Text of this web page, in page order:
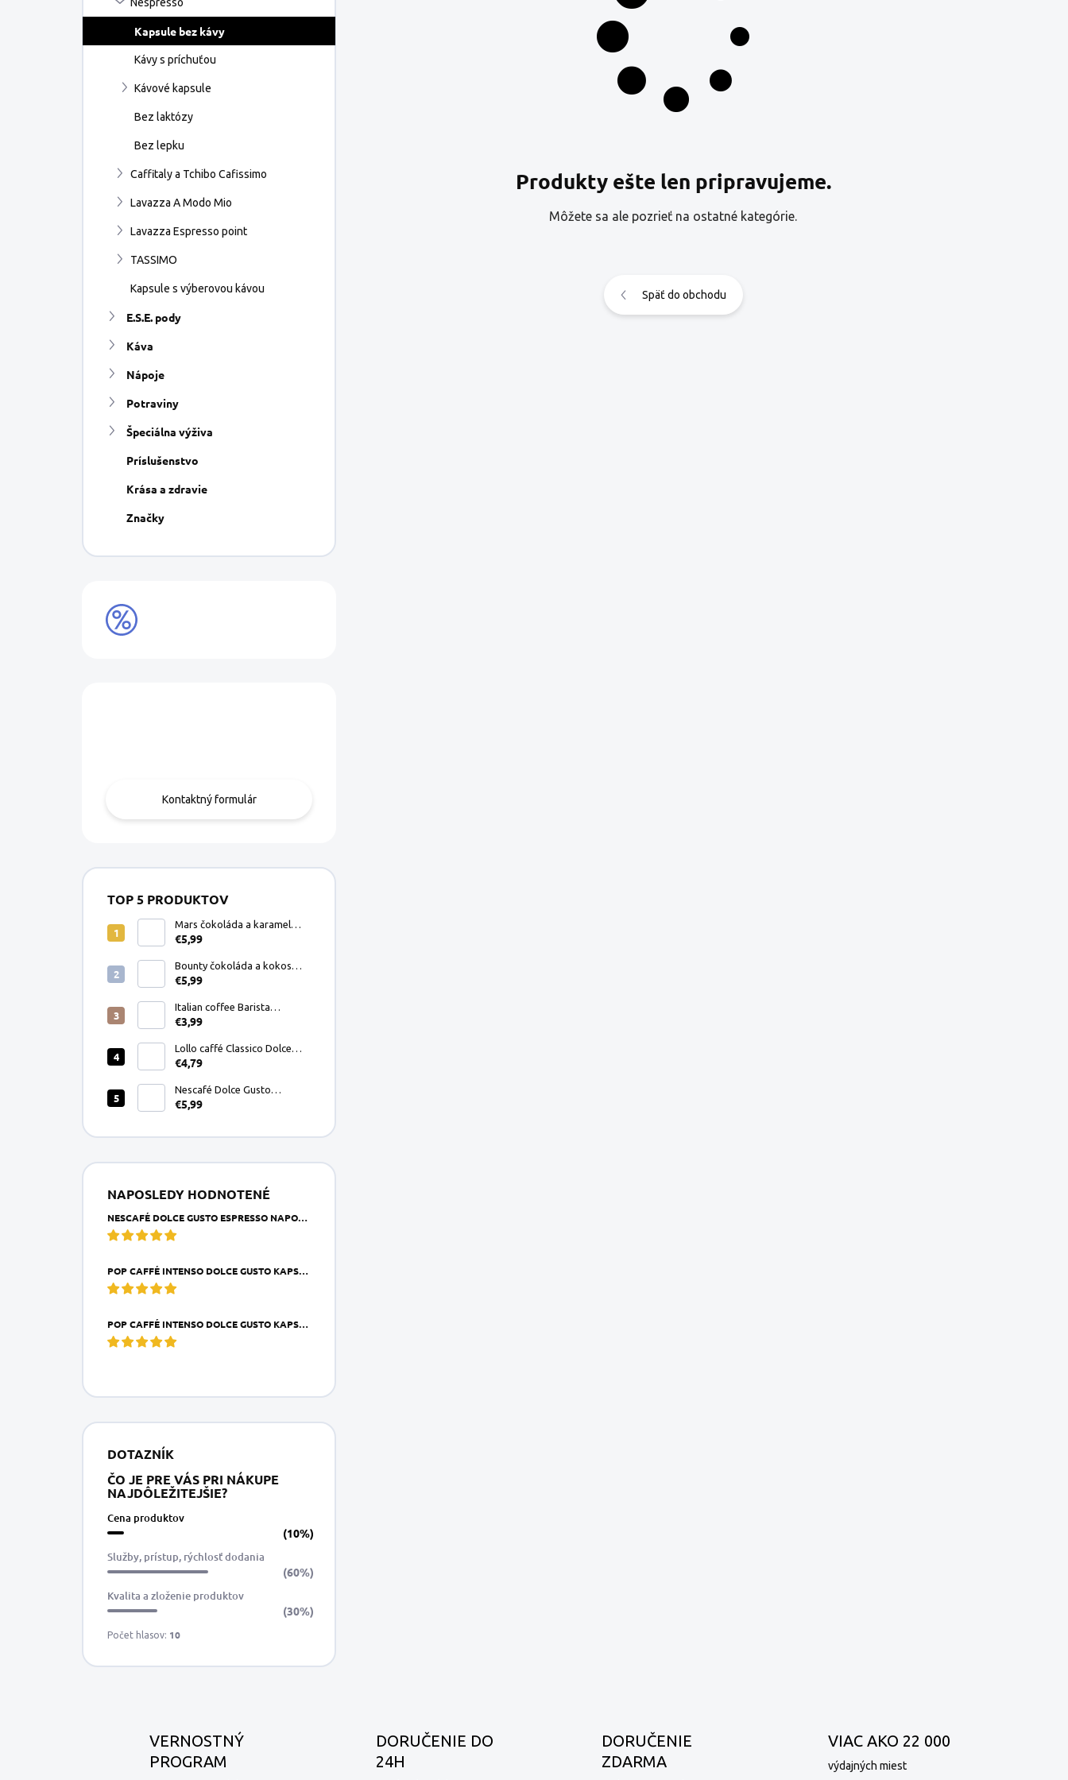
Kapsule bez kávy
Kávy s príchuťou
Kávové kapsule
Bez laktózy
Bez lepku
Caffitaly a Tchibo Cafissimo
Lavazza A Modo Mio
Lavazza Espresso point
TASSIMO
Kapsule s výberovou kávou
E.S.E. pody
Káva
Nápoje
Potraviny
Špeciálna výživa
Príslušenstvo
Krása a zdravie
Značky
Kontaktný formulár
TOP 5 PRODUKTOV
Mars čokoláda a karamel
Dolce Gusto kapsule 8ks
€5,99
Bounty čokoláda a kokos
Dolce Gusto kapsule 8ks
€5,99
Italian coffee Barista
Espresso Crema mletá káva
€3,99
Lollo caffé Classico Dolce
Gusto kapsule 16ks
€4,79
Nescafé Dolce Gusto
Espresso Napoli kapsule
€5,99
NAPOSLEDY HODNOTENÉ
NESCAFÉ DOLCE GUSTO ESPRESSO NAPOLI KAPSULE 16KS
POP CAFFÉ INTENSO DOLCE GUSTO KAPSULA 1KS
POP CAFFÉ INTENSO DOLCE GUSTO KAPSULE 16KS
DOTAZNÍK
ČO JE PRE VÁS PRI NÁKUPE
NAJDÔLEŽITEJŠIE?
Cena produktov
(10%)
Služby, prístup, rýchlosť dodania
(60%)
Kvalita a zloženie produktov
(30%)
Počet hlasov: 10
Produkty ešte len pripravujeme.
Môžete sa ale pozrieť na ostatné kategórie.
Späť do obchodu
VERNOSTNÝ
PROGRAM
DORUČENIE DO
24H
DORUČENIE
ZDARMA
VIAC AKO 22 000
výdajných miest